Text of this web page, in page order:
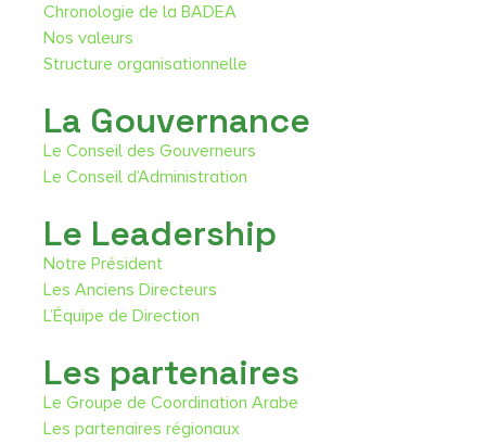
Chronologie de la BADEA
Nos valeurs
Structure organisationnelle
La Gouvernance
Le Conseil des Gouverneurs
Le Conseil d’Administration
Le Leadership
Notre Président
Les Anciens Directeurs
L’Équipe de Direction
Les partenaires
Le Groupe de Coordination Arabe
Les partenaires régionaux